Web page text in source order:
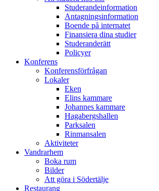
Studerande­information
Antagningsinformation
Boende på internatet
Finansiera dina studier
Studeranderätt
Policyer
Konferens
Konferens­förfrågan
Lokaler
Eken
Elins kammare
Johannes kammare
Hagabergshallen
Parksalen
Rinmansalen
Aktiviteter
Vandrarhem
Boka rum
Bilder
Att göra i Södertälje
Restaurang